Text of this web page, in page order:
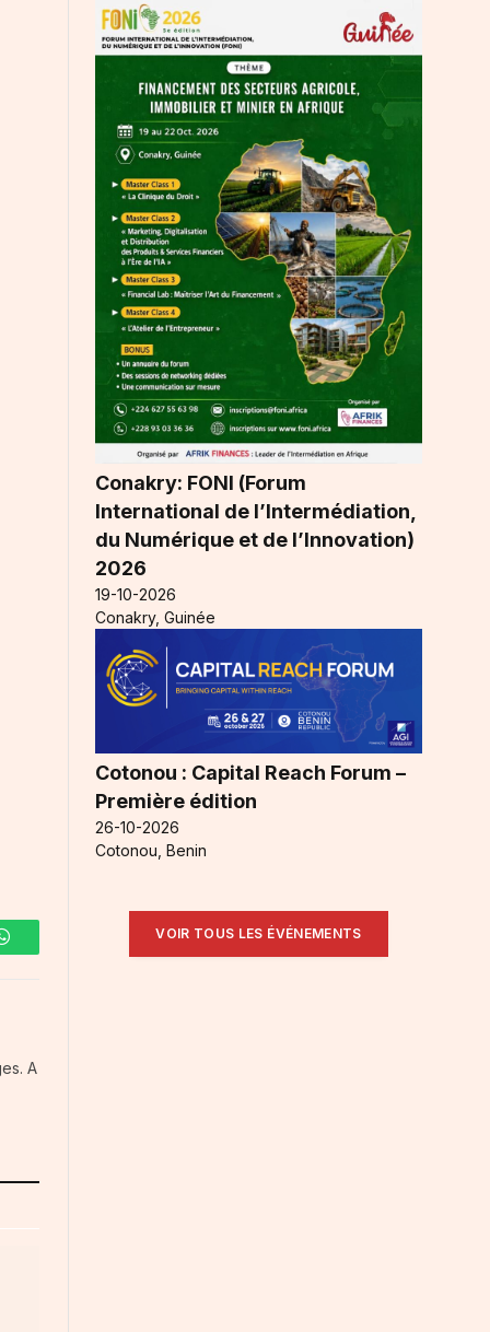
WhatsApp
A
Conakry: FONI (Forum
International de l’Intermédiation,
du Numérique et de l’Innovation)
2026
19-10-2026
Conakry, Guinée
Cotonou : Capital Reach Forum –
Première édition
26-10-2026
Cotonou, Benin
VOIR TOUS LES ÉVÉNEMENTS